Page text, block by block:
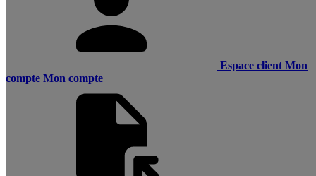
Espace client Mon
compte Mon compte